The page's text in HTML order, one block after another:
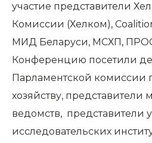
участие представители
Комиссии (Хелком), Coalit
МИД Беларуси, МСХП,
Конференцию посетили
Парламентской комиссии
хозяйству, представители
ведомств, представители
исследовательских